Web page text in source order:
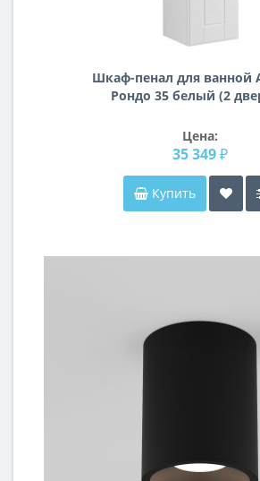
Шкаф-пенал для ванной
Рондо 35 белый (2
Цена:
35 349 ₽
Купить